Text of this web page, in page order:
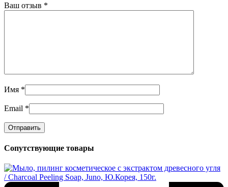
Ваш отзыв *
Имя *
Email *
Сопутствующие товары